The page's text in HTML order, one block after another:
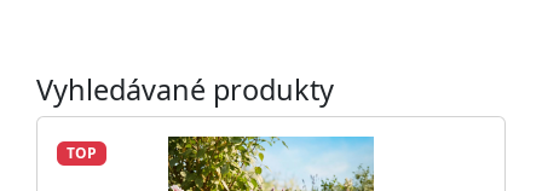
Vyhledávané produkty
TOP